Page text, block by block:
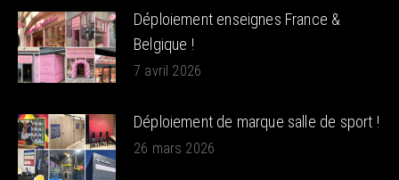
Déploiement enseignes France &
Belgique !
7 avril 2026
Déploiement de marque salle de sport !
26 mars 2026